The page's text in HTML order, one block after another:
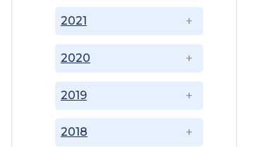
2018
2019
2020
2021